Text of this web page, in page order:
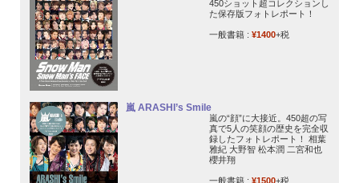
450ショット超コレクションし
た保存版フォトレポート！
一般書籍 : ¥1400+税
嵐 ARASHI’s Smile
嵐の“顔”に大接近。450超の写
真で5人の笑顔の歴史を完全収
録したフォトレポート！ 相葉
雅紀 大野智 松本潤 二宮和也
櫻井翔
一般書籍 : ¥1500+税